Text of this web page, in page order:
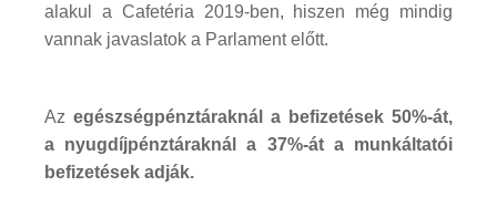
alakul a Cafetéria 2019-ben, hiszen még mindig
vannak javaslatok a Parlament előtt.
Az egészségpénztáraknál a befizetések 50%-át,
a nyugdíjpénztáraknál a 37%-át a munkáltatói
befizetések adják.